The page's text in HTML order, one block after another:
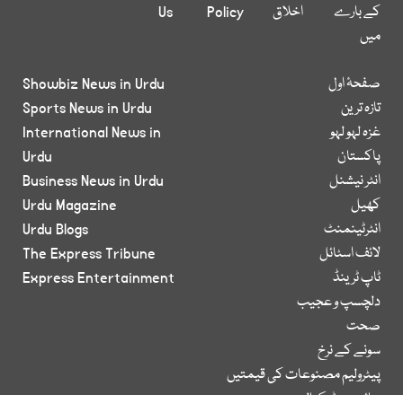
کے بارے
میں
اخلاق
Policy
Us
صفحۂ اول
تازہ ترین
غزہ لہو لہو
پاکستان
انٹر نیشنل
کھیل
انٹرٹینمنٹ
لائف اسٹائل
ٹاپ ٹرینڈ
دلچسپ و عجیب
صحت
سونے کے نرخ
پیٹرولیم مصنوعات کی قیمتیں
Showbiz News in Urdu
Sports News in Urdu
International News in
Urdu
Business News in Urdu
Urdu Magazine
Urdu Blogs
The Express Tribune
Express Entertainment